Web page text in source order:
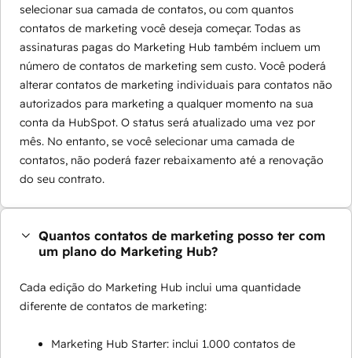
selecionar sua camada de contatos, ou com quantos
contatos de marketing você deseja começar. Todas as
assinaturas pagas do Marketing Hub também incluem um
número de contatos de marketing sem custo. Você poderá
alterar contatos de marketing individuais para contatos não
autorizados para marketing a qualquer momento na sua
conta da HubSpot. O status será atualizado uma vez por
mês. No entanto, se você selecionar uma camada de
contatos, não poderá fazer rebaixamento até a renovação
do seu contrato.
Quantos contatos de marketing posso ter com
um plano do Marketing Hub?
Cada edição do Marketing Hub inclui uma quantidade
diferente de contatos de marketing:
Marketing Hub Starter: inclui 1.000 contatos de